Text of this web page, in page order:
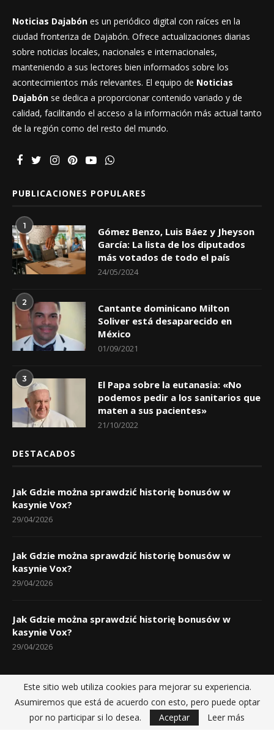
Noticias Dajabón es un periódico digital con raíces en la
ciudad fronteriza de Dajabón. Ofrece actualizaciones diarias
sobre noticias locales, nacionales e internacionales,
manteniendo a sus lectores bien informados sobre los
acontecimientos más relevantes. El equipo de Noticias
Dajabón se dedica a proporcionar contenido variado y de
calidad, facilitando el acceso a la información más actual tanto
de la región como del resto del mundo.
PUBLICACIONES POPULARES
1
Gómez Benzo, Luis Báez y Jheyson
García: La lista de los diputados
más votados de todo el país
24/05/2024
2
Cantante dominicano Milton
Soliver está desaparecido en
México
01/09/2021
3
El Papa sobre la eutanasia: «No
podemos pedir a los sanitarios que
maten a sus pacientes»
21/10/2022
DESTACADOS
Jak Gdzie można sprawdzić historię bonusów w
kasynie Vox?
29/04/2026
Jak Gdzie można sprawdzić historię bonusów w
kasynie Vox?
29/04/2026
Jak Gdzie można sprawdzić historię bonusów w
kasynie Vox?
29/04/2026
Inicio Políticas de privacidad Sobre nosotros Contactos
@2025 - Noticias Dajabon fue construida porDajao Productions
Este sitio web utiliza cookies para mejorar su experiencia.
Asumiremos que está de acuerdo con esto, pero puede optar
por no participar si lo desea.
Aceptar Leer más